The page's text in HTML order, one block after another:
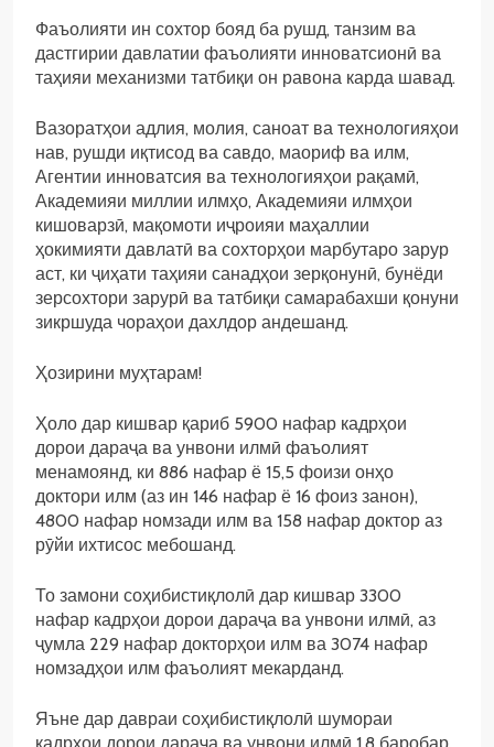
Фаъолияти ин сохтор бояд ба рушд, танзим ва
дастгирии давлатии фаъолияти инноватсионӣ ва
таҳияи механизми татбиқи он равона карда шавад.
Вазоратҳои адлия, молия, саноат ва технологияҳои
нав, рушди иқтисод ва савдо, маориф ва илм,
Агентии инноватсия ва технологияҳои рақамӣ,
Академияи миллии илмҳо, Академияи илмҳои
кишоварзӣ, мақомоти иҷроияи маҳаллии
ҳокимияти давлатӣ ва сохторҳои марбутаро зарур
аст, ки ҷиҳати таҳияи санадҳои зерқонунӣ, бунёди
зерсохтори зарурӣ ва татбиқи самарабахши қонуни
зикршуда чораҳои дахлдор андешанд.
Ҳозирини муҳтарам!
Ҳоло дар кишвар қариб 5900 нафар кадрҳои
дорои дараҷа ва унвони илмӣ фаъолият
менамоянд, ки 886 нафар ё 15,5 фоизи онҳо
доктори илм (аз ин 146 нафар ё 16 фоиз занон),
4800 нафар номзади илм ва 158 нафар доктор аз
рӯйи ихтисос мебошанд.
То замони соҳибистиқлолӣ дар кишвар 3300
нафар кадрҳои дорои дараҷа ва унвони илмӣ, аз
ҷумла 229 нафар докторҳои илм ва 3074 нафар
номзадҳои илм фаъолият мекарданд.
Яъне дар давраи соҳибистиқлолӣ шумораи